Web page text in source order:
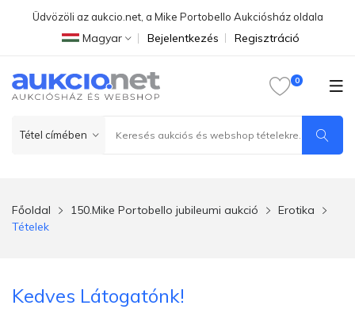
Üdvözöli az aukcio.net, a Mike Portobello Aukciósház oldala
Magyar Bejelentkezés Regisztráció
Főoldal 150.Mike Portobello jubileumi aukció
Erotika
Tételek
Kedves Látogatónk!